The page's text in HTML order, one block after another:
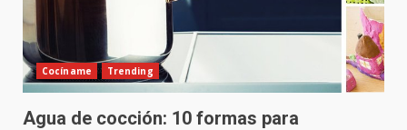
Cocíname Trending
Agua de cocción: 10 formas para